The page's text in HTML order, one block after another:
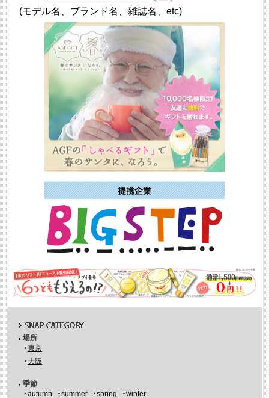
(モデル名、ブランド名、雑誌名、etc)
場所
東京
大阪
季節
autumn
summer spring winter